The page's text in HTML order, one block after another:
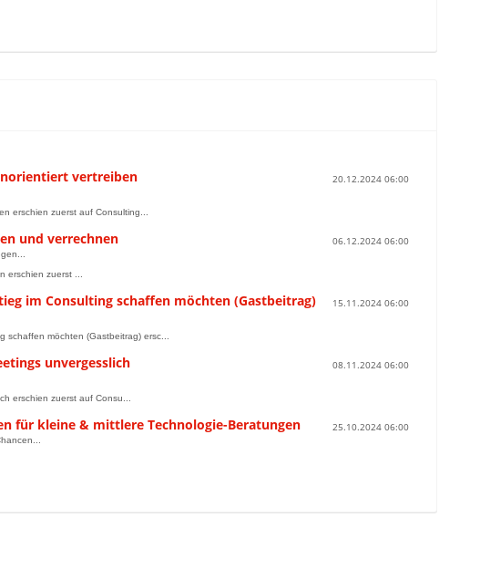
vertreiben 20.12.2024 06:00
erschien zuerst auf Consulting...
und verrechnen 06.12.2024 06:00
erschien zuerst ...
im Consulting schaffen möchten (Gastbeitrag) 15.11.2024 06:00
möchten (Gastbeitrag) ersc...
unvergesslich 08.11.2024 06:00
erschien zuerst auf Consu...
für kleine & mittlere Technologie-Beratungen 25.10.2024 06:00